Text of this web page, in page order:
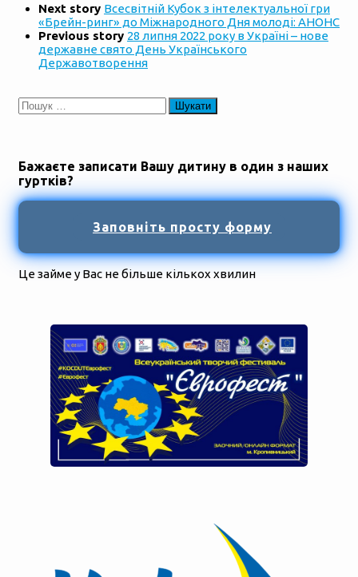
Next story Всесвітній Кубок з інтелектуальної гри
«Брейн-ринг» до Міжнародного Дня молоді: АНОНС
Previous story 28 липня 2022 року в Україні – нове
державне свято День Українського
Державотворення
Пошук:
Бажаєте записати Вашу дитину в один з наших
гуртків?
Заповніть просту форму
Це займе у Вас не більше кількох хвилин